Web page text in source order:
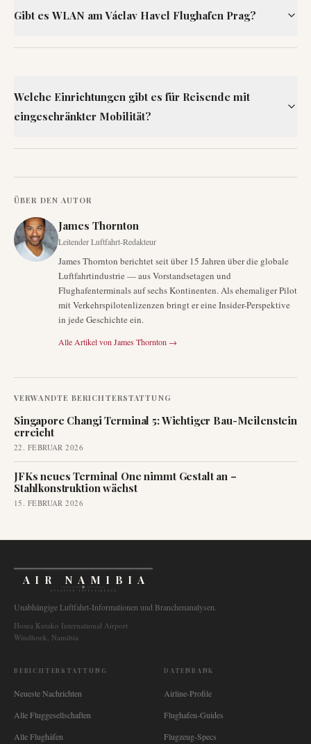
Gibt es WLAN am Václav Havel Flughafen Prag?
Welche Einrichtungen gibt es für Reisende mit
eingeschränkter Mobilität?
ÜBER DEN AUTOR
James Thornton
Leitender Luftfahrt-Redakteur
James Thornton berichtet seit über 15 Jahren über die globale
Luftfahrtindustrie — aus Vorstandsetagen und
Flughafenterminals auf sechs Kontinenten. Als ehemaliger Pilot
mit Verkehrspilotenlizenzen bringt er eine Insider-Perspektive
in jede Geschichte ein.
Alle Artikel von James Thornton →
VERWANDTE BERICHTERSTATTUNG
Singapore Changi Terminal 5: Wichtiger Bau-Meilenstein
erreicht
22. FEBRUAR 2026
JFKs neues Terminal One nimmt Gestalt an –
Stahlkonstruktion wächst
15. FEBRUAR 2026
AIR NAMIBIA
AVIATION INTELLIGENCE
Unabhängige Luftfahrt-Informationen und Branchenanalysen.
Hosea Kutako International Airport
Windhoek, Namibia
BERICHTERSTATTUNG
Neueste Nachrichten
Alle Fluggesellschaften
Alle Flughäfen
DATENBANK
Airline-Profile
Flughafen-Guides
Flugzeug-Specs